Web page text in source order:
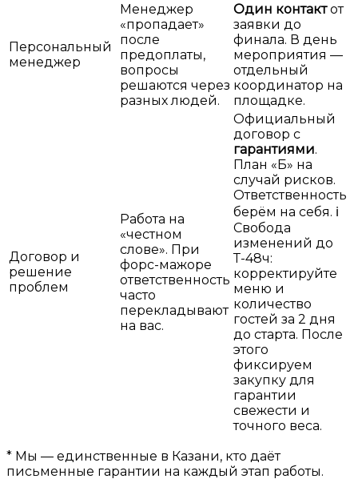
Персональный
менеджер
Менеджер
«пропадает»
после
предоплаты,
вопросы
решаются через
разных людей.
Один контактот
заявки до
финала. В день
мероприятия —
отдельный
координатор на
площадке.
Договор и
решение
проблем
Работа на
«честном
слове». При
форс-мажоре
ответственность
часто
перекладывают
на вас.
Официальный
договор с
гарантиями.
План «Б» на
случай рисков.
Ответственность
берём на себя. ℹ️
Свобода
изменений до
Т-48ч:
корректируйте
меню и
количество
гостей за 2 дня
до старта. После
этого
фиксируем
закупку для
гарантии
свежести и
точного веса.
* Мы — единственные в Казани, кто даёт
письменные гарантии на каждый этап работы.